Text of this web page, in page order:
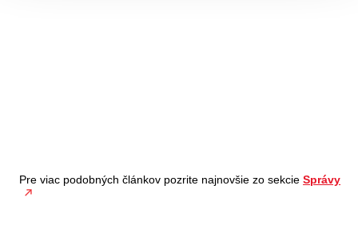
Pre viac podobných článkov pozrite najnovšie zo sekcieSprávy